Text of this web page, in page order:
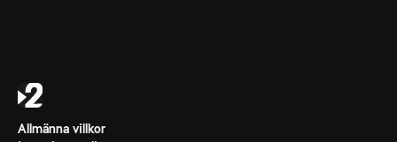
Allmänna villkor